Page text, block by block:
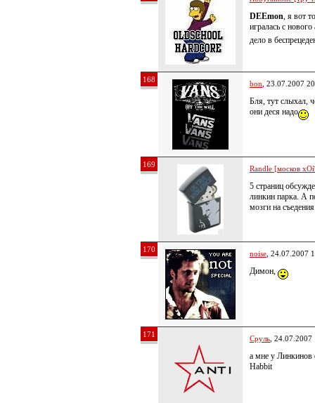
DEEmon, я вот
игралась с
дело в
168 bon , 23.07.2007
Бля, тут слыхал,
они деся надо
169 Randle [москов
5 страниц
линкин парка. А
мозги на
170 noise , 24.07.2007
Димон,
171 Сруль ,
а мне у Линкинов
Habbit